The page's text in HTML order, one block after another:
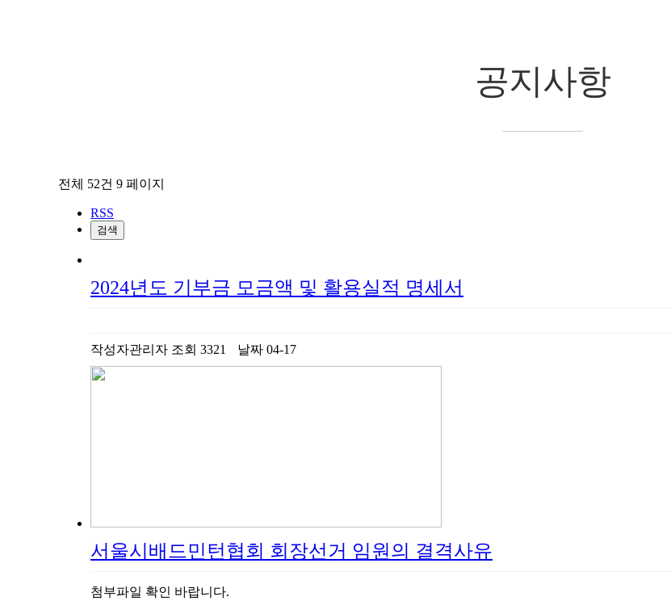
공지사항
전체 52건 9 페이지
RSS
검색
2024년도 기부금 모금액 및 활용실적 명세서
작성자관리자 조회 3321 날짜 04-17
서울시배드민턴협회 회장선거 임원의 결격사유
첨부파일 확인 바랍니다.